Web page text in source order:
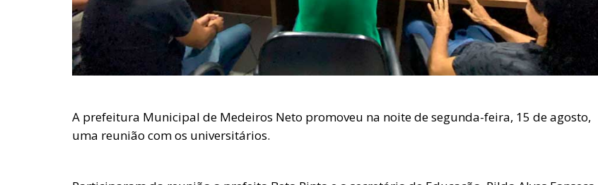
A prefeitura Municipal de Medeiros Neto promoveu na noite de segunda-feira, 15 de agosto,
uma reunião com os universitários.